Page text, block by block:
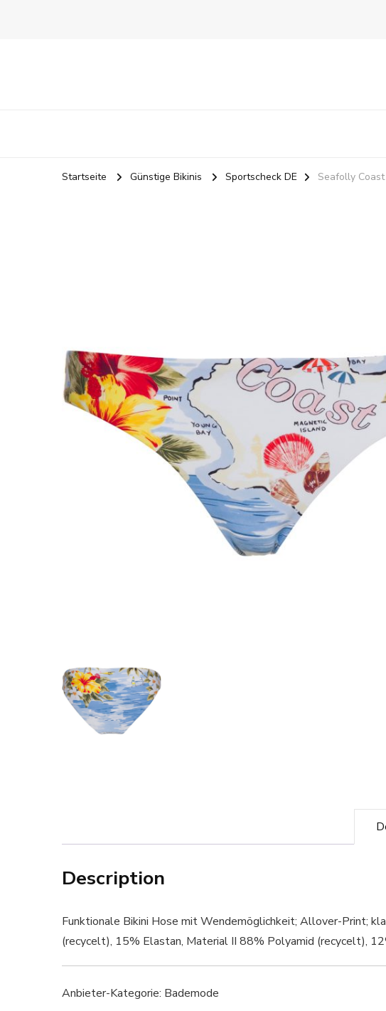
Startseite Günstige Bikinis Sportscheck DE Seafolly
Description
Funktionale Bikini Hose mit Wendemöglichkeit; Allover-Print;
(recycelt), 15% Elastan, Material II 88% Polyamid (recycelt),
Anbieter-Kategorie: Bademode